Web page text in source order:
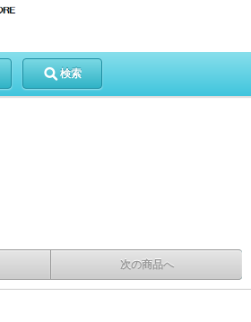
検索
次の商品へ